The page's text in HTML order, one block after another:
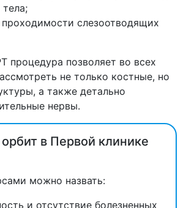
слезоотводящих
процедура позволяет во всех
не только костные, но
а также детально
нервы.
в Первой клинике
можно назвать:
и отсутствие болезненных